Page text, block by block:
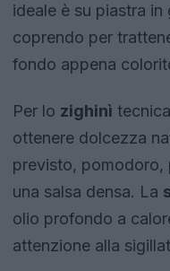
ideale è su piastra
coprendo per
fondo appena
Per lo zighinì
ottenere dolcezza
previsto, pomodoro,
una salsa densa. La
olio profondo a
attenzione alla